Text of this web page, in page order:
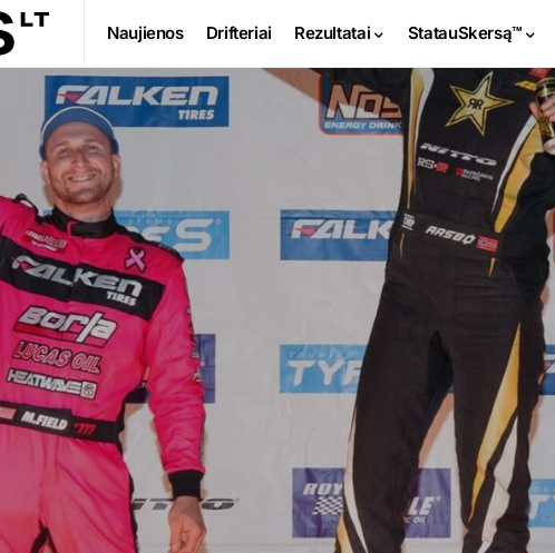
Naujienos Drifteriai Rezultatai StatauSkersą™